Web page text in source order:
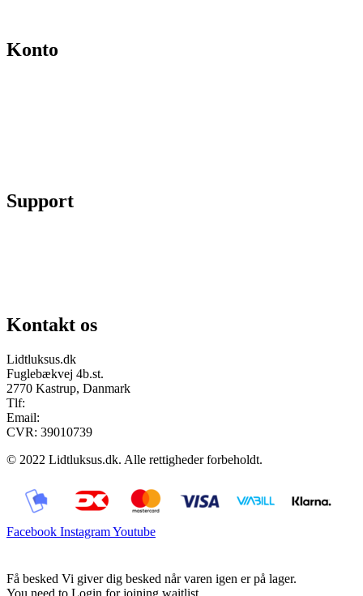
Konto
Support
Kontakt os
Lidtluksus.dk
Fuglebækvej 4b.st.
2770 Kastrup, Danmark
Tlf:
Email:
CVR: 39010739
© 2022 Lidtluksus.dk. Alle rettigheder forbeholdt.
Facebook InstagramYoutube
Få besked Vi giver dig besked når varen igen er på lager.
You need to Login for joining waitlist.